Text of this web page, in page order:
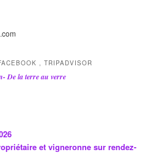
, TRIPADVISOR
De la terre au verre
et vigneronne sur rendez-